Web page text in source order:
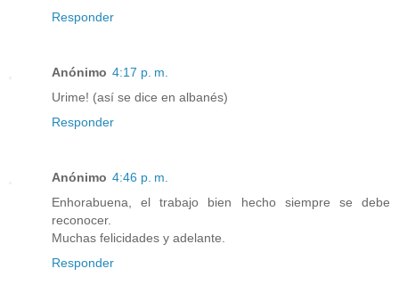
Responder
Anónimo 4:17 p. m.
Urime! (así se dice en albanés)
Responder
Anónimo 4:46 p. m.
Enhorabuena, el trabajo bien hecho siempre se debe
reconocer.
Muchas felicidades y adelante.
Responder